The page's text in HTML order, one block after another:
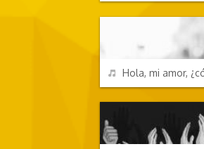
REPRODUCIR
Hola, mi amor,